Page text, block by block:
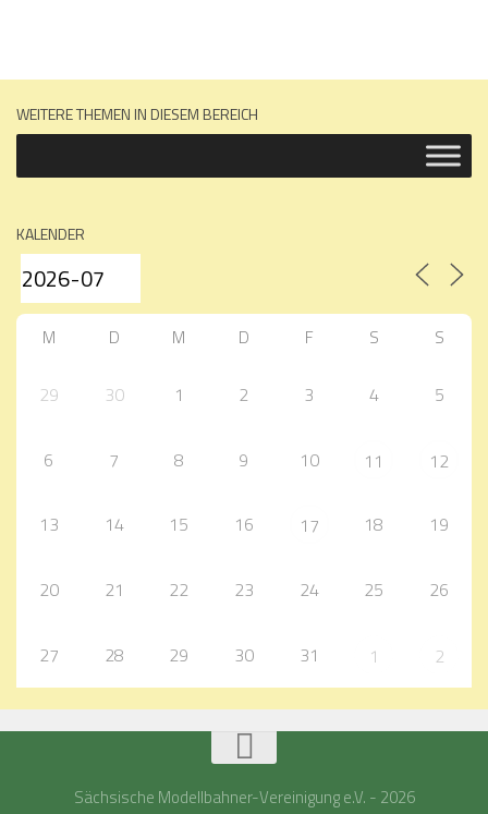
WEITERE THEMEN IN DIESEM BEREICH
KALENDER
M D M D F S S
29 30 1 2 3 4 5
6 7 8 9 10 11 12
13 14 15 16 17 18 19
20 21 22 23 24 25 26
27 28 29 30 31 1 2
Sächsische Modellbahner-Vereinigung e.V. - 2026